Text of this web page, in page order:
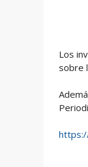
Los
sobre